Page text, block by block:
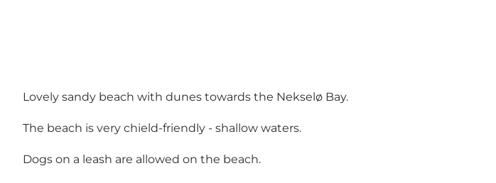
Lovely sandy beach with dunes towards the Nekselø Bay.
The beach is very chield-friendly - shallow waters.
Dogs on a leash are allowed on the beach.